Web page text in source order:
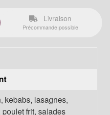
Livraison
Précommande possible
kebabs, lasagnes,
frit, salades